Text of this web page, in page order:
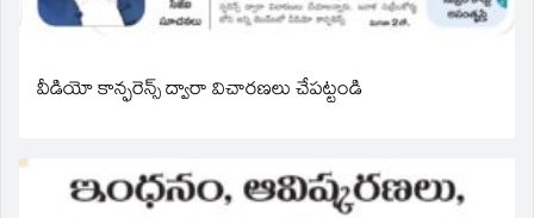
వీడియో కాన్ఫరెన్స్ ద్వారా విచారణలు చేపట్టండి